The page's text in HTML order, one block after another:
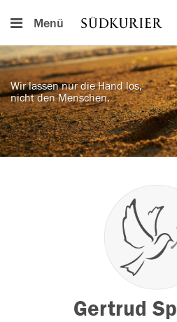
Menü
Wir lassen nur die Hand los,
nicht den Menschen.
Gertrud